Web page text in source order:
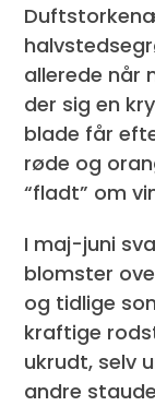
allerede når
der sig en
blade får
røde og
“fladt” om
I maj-juni
blomster
og tidlige
kraftige
ukrudt, selv
andre